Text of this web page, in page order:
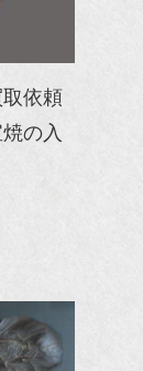
依頼
の入